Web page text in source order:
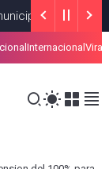
Luchona”
07, 2026
Internacional Viral